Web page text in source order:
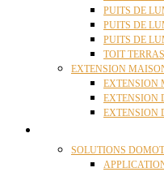
PUITS DE
PUITS DE
PUITS DE
TOIT
EXTENSION
EXTENSION
EXTENSION
EXTENSION
SOLUTIONS